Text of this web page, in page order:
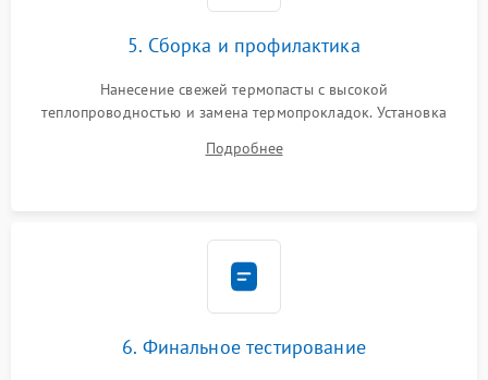
5. Сборка и профилактика
Нанесение свежей термопасты с высокой
теплопроводностью и замена термопрокладок. Установка
шлейфов, модулей памяти и накопителей. Предварительная
Подробнее
6. Финальное тестирование